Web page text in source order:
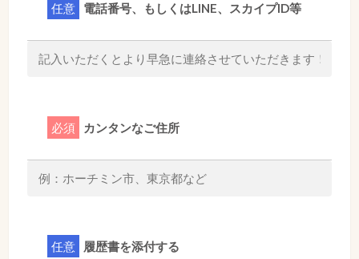
任意 電話番号、もしくはLINE、スカイプID等
必須 カンタンなご住所
任意 履歴書を添付する